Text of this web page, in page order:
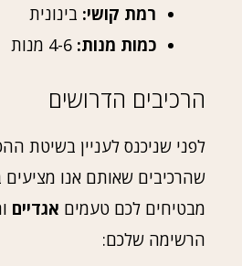
רמת קושי: בינונית
כמות מנות:
הרכיבים הדרושים
לפני שניכנס לעניין בשיטת
שהרכיבים שאותם אנו מציעים
מבטיחים לכם טעמים אגדיים
הרשימה שלכם: